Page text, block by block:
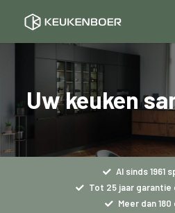
Uw keuken
Al sinds 1961
Tot 25 jaar garantie
Meer dan